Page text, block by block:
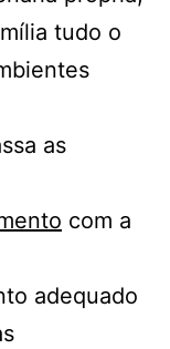
tudo o
as
com a
adequado